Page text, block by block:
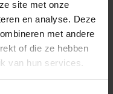
site met onze
en analyse. Deze
met andere
of die ze hebben
van hun services.
LED-module
lichtlijn met
montagebeugel-
L=2,5 m